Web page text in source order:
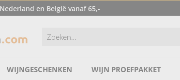
en België vanaf 65,-
WIJNGESCHENKEN WIJN PROEFPAKKET